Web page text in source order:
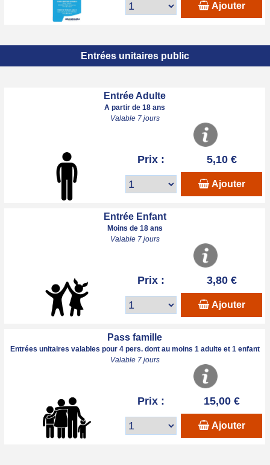
Ajouter
Entrées unitaires public
Entrée Adulte
A partir de 18 ans
Valable 7 jours
Prix : 5,10 €
Ajouter
Entrée Enfant
Moins de 18 ans
Valable 7 jours
Prix : 3,80 €
Ajouter
Pass famille
Entrées unitaires valables pour 4 pers. dont au moins 1 adulte et 1 enfant
Valable 7 jours
Prix : 15,00 €
Ajouter